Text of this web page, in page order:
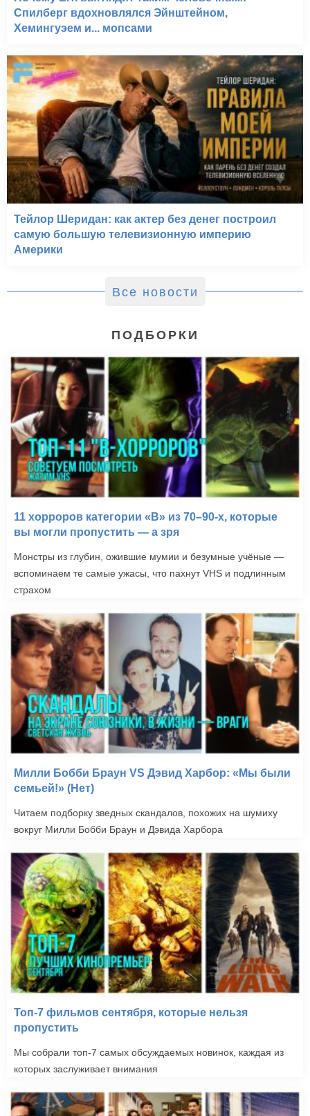
Спилберг вдохновлялся Эйнштейном,
Хемингуэем и... мопсами
Тейлор Шеридан: как актер без денег построил
самую большую телевизионную империю
Америки
Все новости
ПОДБОРКИ
11 хорроров категории «B» из 70–90-х, которые
вы могли пропустить — а зря
Монстры из глубин, ожившие мумии и безумные учёные —
вспоминаем те самые ужасы, что пахнут VHS и подлинным
страхом
Милли Бобби Браун VS Дэвид Харбор: «Мы были
семьей!» (Нет)
Читаем подборку зведных скандалов, похожих на шумиху
вокруг Милли Бобби Браун и Дэвида Харбора
Топ-7 фильмов сентября, которые нельзя
пропустить
Мы собрали топ-7 самых обсуждаемых новинок, каждая из
которых заслуживает внимания